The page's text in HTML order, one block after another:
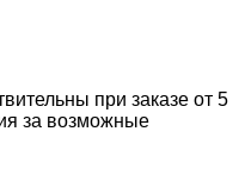
при заказе от 5
за возможные